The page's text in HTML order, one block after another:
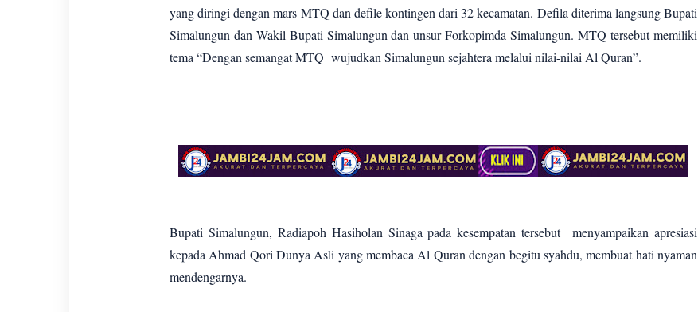
yang diringi dengan mars MTQ dan defile kontingen dari 32 kecamatan. Defila diterima langsung Bupati
Simalungun dan Wakil Bupati Simalungun dan unsur Forkopimda Simalungun. MTQ tersebut memiliki
tema “Dengan semangat MTQ wujudkan Simalungun sejahtera melalui nilai-nilai Al Quran”.
Bupati Simalungun, Radiapoh Hasiholan Sinaga pada kesempatan tersebut menyampaikan apresiasi
kepada Ahmad Qori Dunya Asli yang membaca Al Quran dengan begitu syahdu, membuat hati nyaman
mendengarnya.